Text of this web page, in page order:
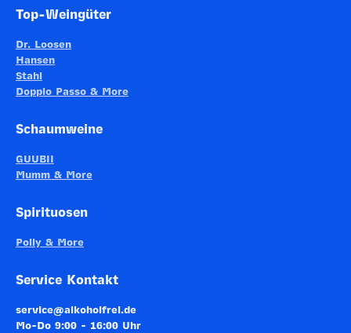
Top-Weingüter
Dr. Loosen
Hansen
Stahl
Doppio Passo & More
Schaumweine
GUUBII
Mumm & More
Spirituosen
Polly & More
Service Kontakt
service@alkoholfrei.de
Mo-Do 9:00 - 16:00 Uhr